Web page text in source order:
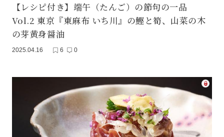
【レシピ付き】端午（たんご）の節句の一品
Vol.2 東京『東麻布 いち川』の鰹と筍、山菜の木
の芽黄身醤油
2025.04.16 6 0